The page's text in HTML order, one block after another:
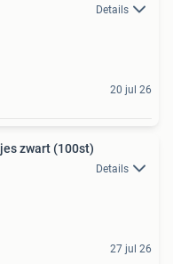
Details
20 jul 26
zwart (100st)
Details
27 jul 26